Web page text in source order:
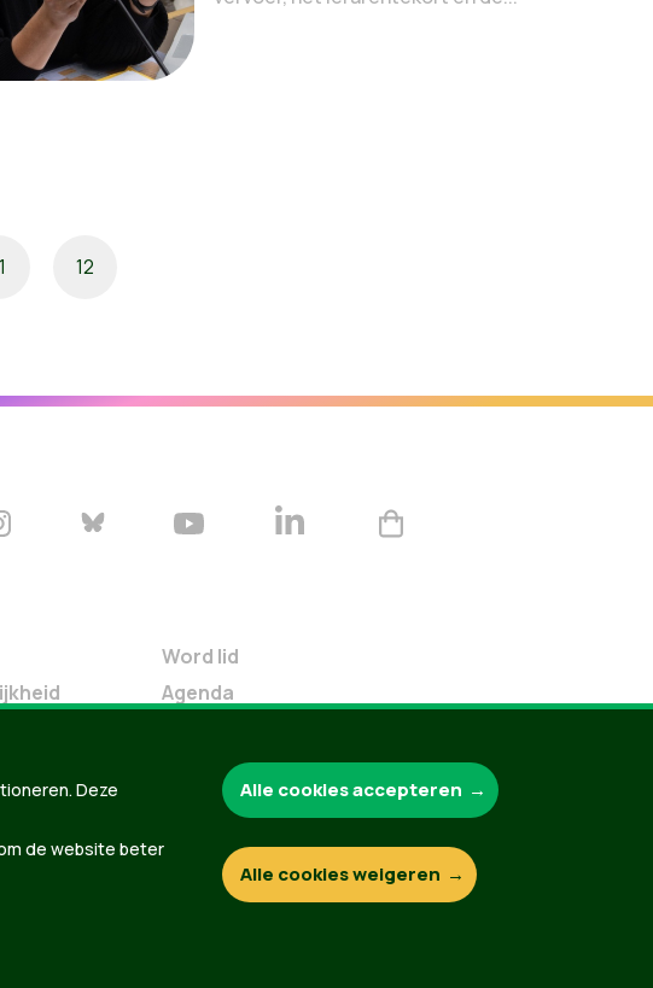
12
Word lid
Agenda
Verleng je lidmaatschap
Programma oktober 2024
Downloads
Webshop
Deze
de website beter
Alle cookies accepteren
Alle cookies weigeren